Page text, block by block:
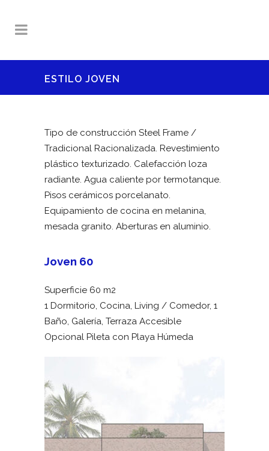
ESTILO JOVEN
Tipo de construcción Steel Frame /
Tradicional Racionalizada. Revestimiento
plástico texturizado. Calefacción loza
radiante. Agua caliente por termotanque.
Pisos cerámicos porcelanato.
Equipamiento de cocina en melanina,
mesada granito. Aberturas en aluminio.
Joven 60
Superficie 60 m2
1 Dormitorio, Cocina, Living / Comedor, 1
Baño, Galería, Terraza Accesible
Opcional Pileta con Playa Húmeda